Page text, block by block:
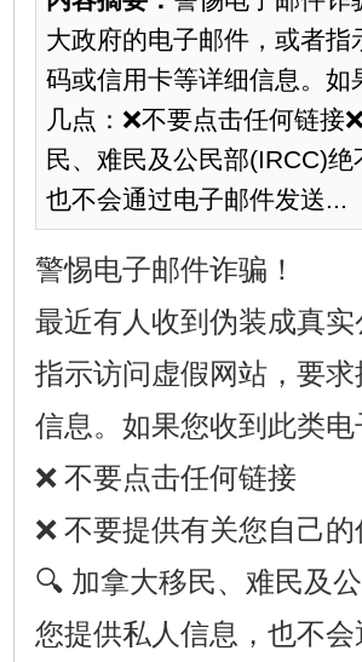
大政府的电子邮件，或者
码或信用卡等详细信息。
几点：❌不要点击任何链接
民、难民及公民部(IRCC)
也不会通过电子邮件发送...
警惕电子邮件诈骗！
最近有人收到伪装成真
指示访问虚假网站，要
信息。如果您收到此类
❌ 不要点击任何链接
❌ 不要提供有关您自己
🔍 加拿大移民、难民及
您提供私人信息，也不